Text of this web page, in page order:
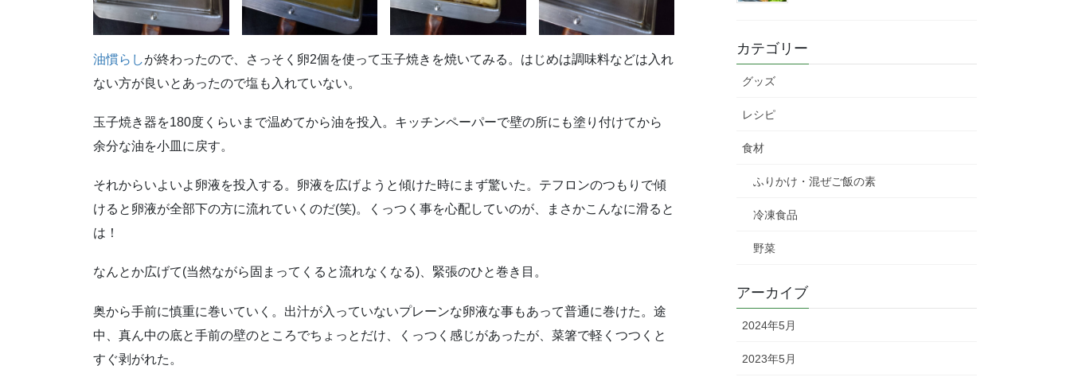
油慣らしが終わったので、さっそく卵2個を使って玉子焼きを焼いてみる。はじめは調味料などは入れ
ない方が良いとあったので塩も入れていない。
玉子焼き器を180度くらいまで温めてから油を投入。キッチンペーパーで壁の所にも塗り付けてから
余分な油を小皿に戻す。
それからいよいよ卵液を投入する。卵液を広げようと傾けた時にまず驚いた。テフロンのつもりで傾
けると卵液が全部下の方に流れていくのだ(笑)。くっつく事を心配していのが、まさかこんなに滑ると
は！
なんとか広げて(当然ながら固まってくると流れなくなる)、緊張のひと巻き目。
奥から手前に慎重に巻いていく。出汁が入っていないプレーンな卵液な事もあって普通に巻けた。途
中、真ん中の底と手前の壁のところでちょっとだけ、くっつく感じがあったが、菜箸で軽くつつくと
すぐ剥がれた。
カテゴリー
グッズ
レシピ
食材
ふりかけ・混ぜご飯の素
冷凍食品
野菜
アーカイブ
2024年5月
2023年5月